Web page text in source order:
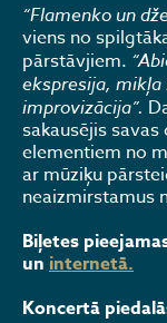
“Flamenko un
viens no
pārstāvjiem.
ekspresija, mikļa
improvizācija”.
sakausējis
elementiem no
ar mūziķu
neaizmirstamus
Biļetes
un internetā.
Koncertā